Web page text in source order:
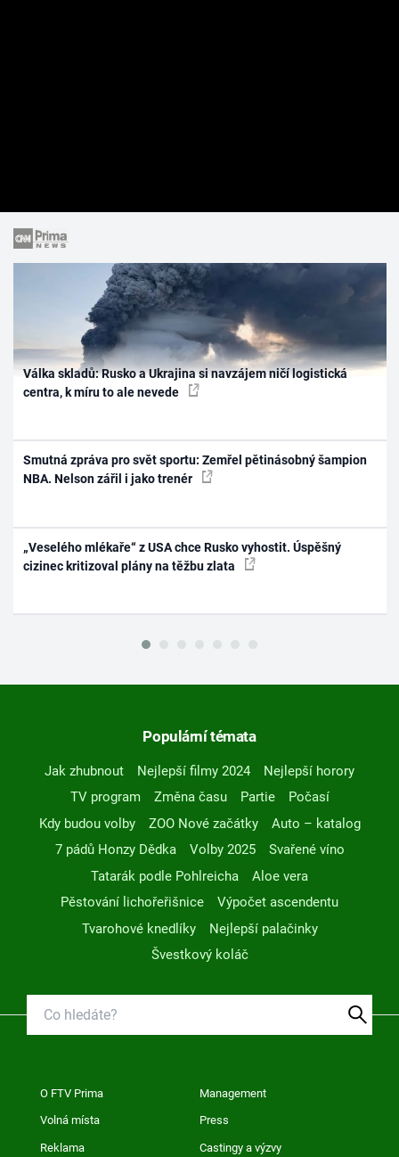
Válka skladů: Rusko a Ukrajina si navzájem ničí logistická
centra, k míru to ale nevede
Smutná zpráva pro svět sportu: Zemřel pětinásobný šampion
NBA. Nelson zářil i jako trenér
„Veselého mlékaře“ z USA chce Rusko vyhostit. Úspěšný
cizinec kritizoval plány na těžbu zlata
Populární témata
Jak zhubnout Nejlepší filmy 2024
Nejlepší horory
TV program
Změna času Partie
Počasí
Kdy budou volby
ZOO Nové začátky
Auto – katalog
7 pádů Honzy Dědka
Volby 2025
Svařené víno
Tatarák podle Pohlreicha
Aloe vera
Pěstování lichořeřišnice
Výpočet ascendentu
Tvarohové knedlíky
Nejlepší palačinky
Švestkový koláč
O FTV Prima Management
Volná místa Press
Reklama Castingy a výzvy